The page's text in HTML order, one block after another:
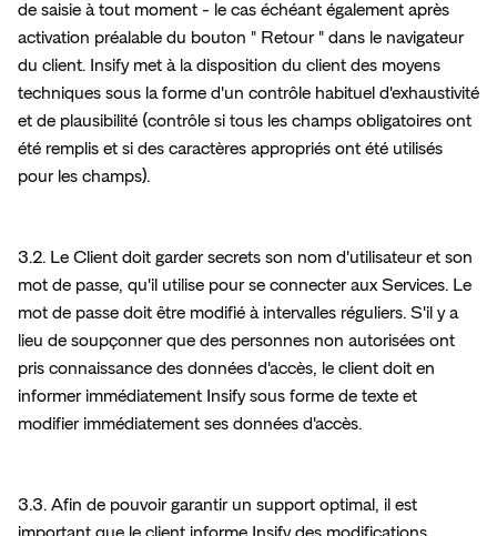
de saisie à tout moment - le cas échéant également après
activation préalable du bouton " Retour " dans le navigateur
du client. Insify met à la disposition du client des moyens
techniques sous la forme d'un contrôle habituel d'exhaustivité
et de plausibilité (contrôle si tous les champs obligatoires ont
été remplis et si des caractères appropriés ont été utilisés
pour les champs).
3.2. Le Client doit garder secrets son nom d'utilisateur et son
mot de passe, qu'il utilise pour se connecter aux Services. Le
mot de passe doit être modifié à intervalles réguliers. S'il y a
lieu de soupçonner que des personnes non autorisées ont
pris connaissance des données d'accès, le client doit en
informer immédiatement Insify sous forme de texte et
modifier immédiatement ses données d'accès.
3.3. Afin de pouvoir garantir un support optimal, il est